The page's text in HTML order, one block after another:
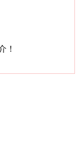
！